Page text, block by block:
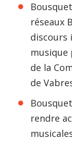
réseaux
discours
musique
de la
de
rendre